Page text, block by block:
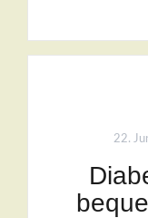
22.